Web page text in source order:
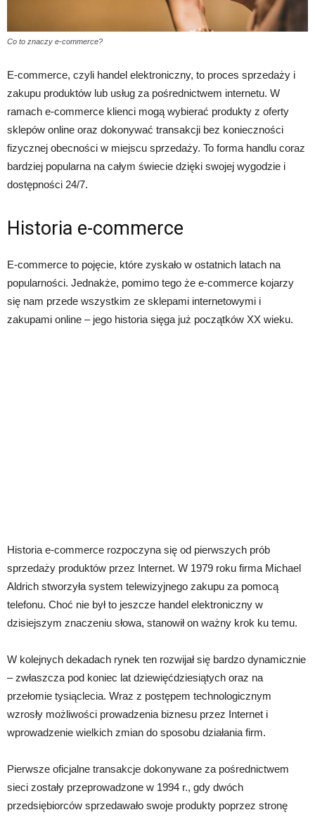
Co to znaczy e-commerce?
E-commerce, czyli handel elektroniczny, to proces sprzedaży i
zakupu produktów lub usług za pośrednictwem internetu. W
ramach e-commerce klienci mogą wybierać produkty z oferty
sklepów online oraz dokonywać transakcji bez konieczności
fizycznej obecności w miejscu sprzedaży. To forma handlu coraz
bardziej popularna na całym świecie dzięki swojej wygodzie i
dostępności 24/7.
Historia e-commerce
E-commerce to pojęcie, które zyskało w ostatnich latach na
popularności. Jednakże, pomimo tego że e-commerce kojarzy
się nam przede wszystkim ze sklepami internetowymi i
zakupami online – jego historia sięga już początków XX wieku.
Historia e-commerce rozpoczyna się od pierwszych prób
sprzedaży produktów przez Internet. W 1979 roku firma Michael
Aldrich stworzyła system telewizyjnego zakupu za pomocą
telefonu. Choć nie był to jeszcze handel elektroniczny w
dzisiejszym znaczeniu słowa, stanowił on ważny krok ku temu.
W kolejnych dekadach rynek ten rozwijał się bardzo dynamicznie
– zwłaszcza pod koniec lat dziewięćdziesiątych oraz na
przełomie tysiąclecia. Wraz z postępem technologicznym
wzrosły możliwości prowadzenia biznesu przez Internet i
wprowadzenie wielkich zmian do sposobu działania firm.
Pierwsze oficjalne transakcje dokonywane za pośrednictwem
sieci zostały przeprowadzone w 1994 r., gdy dwóch
przedsiębiorców sprzedawało swoje produkty poprzez stronę